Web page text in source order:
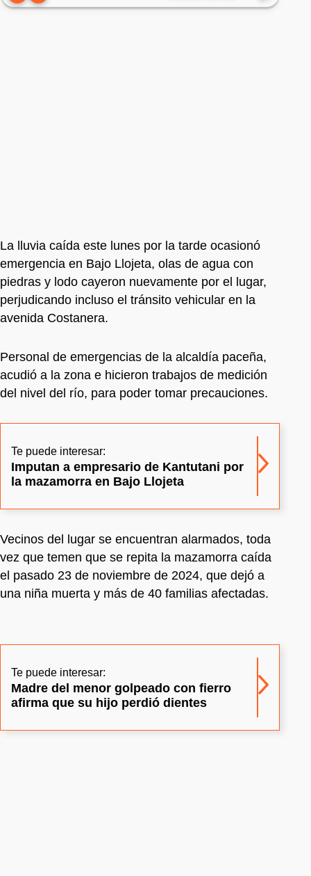
La lluvia caída este lunes por la tarde ocasionó
emergencia en Bajo Llojeta, olas de agua con
piedras y lodo cayeron nuevamente por el lugar,
perjudicando incluso el tránsito vehicular en la
avenida Costanera.
Personal de emergencias de la alcaldía paceña,
acudió a la zona e hicieron trabajos de medición
del nivel del río, para poder tomar precauciones.
Te puede interesar:
Imputan a empresario de Kantutani por
la mazamorra en Bajo Llojeta
Vecinos del lugar se encuentran alarmados, toda
vez que temen que se repita la mazamorra caída
el pasado 23 de noviembre de 2024, que dejó a
una niña muerta y más de 40 familias afectadas.
Te puede interesar:
Madre del menor golpeado con fierro
afirma que su hijo perdió dientes